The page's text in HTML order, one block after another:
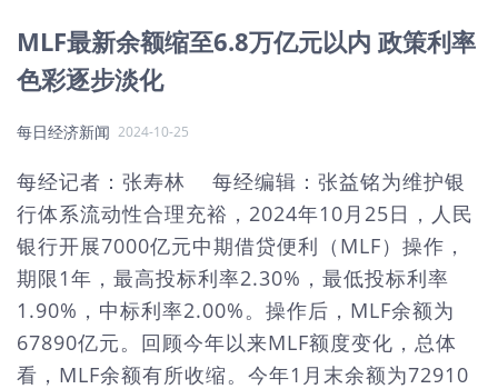
MLF最新余额缩至6.8万亿元以内 政策利率
色彩逐步淡化
每日经济新闻 2024-10-25
每经记者：张寿林 每经编辑：张益铭为维护银
行体系流动性合理充裕，2024年10月25日，人民
银行开展7000亿元中期借贷便利（MLF）操作，
期限1年，最高投标利率2.30%，最低投标利率
1.90%，中标利率2.00%。操作后，MLF余额为
67890亿元。回顾今年以来MLF额度变化，总体
看，MLF余额有所收缩。今年1月末余额为72910